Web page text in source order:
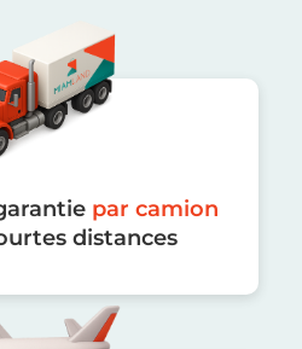
par camion
distances